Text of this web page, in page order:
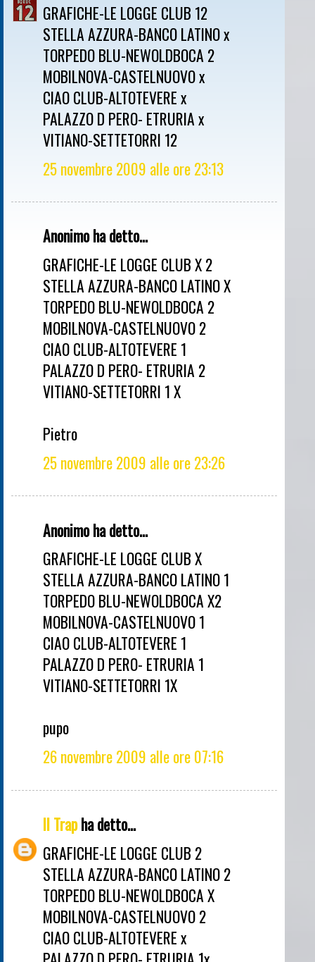
GRAFICHE-LE LOGGE CLUB 12
STELLA AZZURA-BANCO LATINO x
TORPEDO BLU-NEWOLDBOCA 2
MOBILNOVA-CASTELNUOVO x
CIAO CLUB-ALTOTEVERE x
PALAZZO D PERO- ETRURIA x
VITIANO-SETTETORRI 12
25 novembre 2009 alle ore 23:13
Anonimo ha detto...
GRAFICHE-LE LOGGE CLUB X 2
STELLA AZZURA-BANCO LATINO X
TORPEDO BLU-NEWOLDBOCA 2
MOBILNOVA-CASTELNUOVO 2
CIAO CLUB-ALTOTEVERE 1
PALAZZO D PERO- ETRURIA 2
VITIANO-SETTETORRI 1 X
Pietro
25 novembre 2009 alle ore 23:26
Anonimo ha detto...
GRAFICHE-LE LOGGE CLUB X
STELLA AZZURA-BANCO LATINO 1
TORPEDO BLU-NEWOLDBOCA X2
MOBILNOVA-CASTELNUOVO 1
CIAO CLUB-ALTOTEVERE 1
PALAZZO D PERO- ETRURIA 1
VITIANO-SETTETORRI 1X
pupo
26 novembre 2009 alle ore 07:16
Il Trapha detto...
GRAFICHE-LE LOGGE CLUB 2
STELLA AZZURA-BANCO LATINO 2
TORPEDO BLU-NEWOLDBOCA X
MOBILNOVA-CASTELNUOVO 2
CIAO CLUB-ALTOTEVERE x